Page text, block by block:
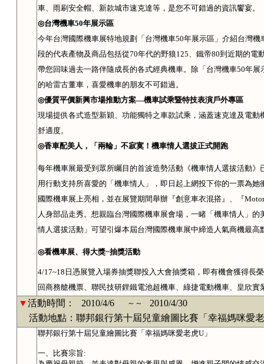
車、雨刷安全帽、新款城市速克達等，是您不可錯過的資訊饗宴。
◎台灣機車50年展示區
今年台灣國際機車展特地規劃「台灣機車50年展示區」介紹台灣機
段的代表產物及商品包括從70年代的野狼125、鐵帝80到近期的電
帶您回味過去一路伴隨成長的各式經典機車。除「台灣機車50年展
的哈雷古董車，喜愛機車的朋友不可錯過。
◎優質平價新興市場推動方案—機車試乘暨特技表演戶外專區
現場提供各式造型新穎、功能獨特之車款試乘，涵蓋速克達及電
舒適度。
◎香車配美人，「兩輪」不寂寞！機車情人選拔正式開跑
每年機車展最受到 眾所矚目的首波造勢活動 《機車情人選拔活動》
用行動支持所喜愛的「機車情人」，即日起上網投下你的一票為她
國際機車展上亮相，並在展覽期間舉辦『創意車衣混搭』、『
人身部品走秀。想親臨台灣國際機車展會場，一睹「機車情人」
情人選拔活動」可望引爆本屆台灣國際機車展中締造 人氣商機最高
◎看機車展、得大獎~抽獎活動
4/17~18 日憑展覽入場券抽獎聯投入大會抽獎箱，即有機會獲得長
回商務艙機票、聯民技研鋰鐵電池超機車、綠捷電動機車、皇欣實
▼活動時間： 2010/4/6 ～～
2010/4/30
活動地點：聯邦銀行第十屆兒童繪圖比賽「幸福媽咪愛
聯邦銀行第十屆兒童繪圖比賽「幸福媽咪愛老虎U」
一、比賽宗旨: